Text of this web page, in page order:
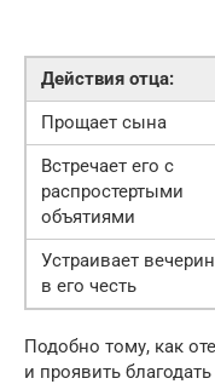
Действия отца:
Прощает сына
Встречает его с
распростертыми
объятиями
Устраивает
в его честь
Подобно тому, как
и проявить